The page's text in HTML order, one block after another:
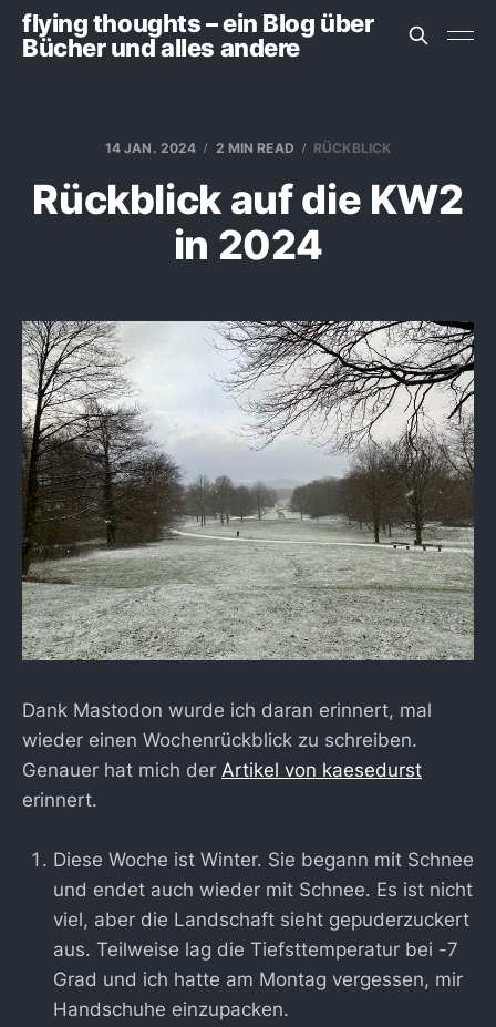
flying thoughts – ein Blog über
Bücher und alles andere
14 JAN. 2024 2 MIN READ RÜCKBLICK
Rückblick auf die KW2
in 2024
Dank Mastodon wurde ich daran erinnert, mal
wieder einen Wochenrückblick zu schreiben.
Genauer hat mich der Artikel von kaesedurst
erinnert.
Diese Woche ist Winter. Sie begann mit Schnee
und endet auch wieder mit Schnee. Es ist nicht
viel, aber die Landschaft sieht gepuderzuckert
aus. Teilweise lag die Tiefsttemperatur bei -7
Grad und ich hatte am Montag vergessen, mir
Handschuhe einzupacken.